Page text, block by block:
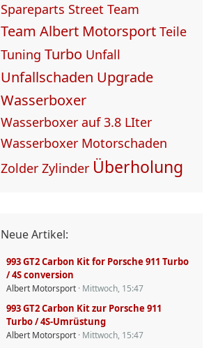
Spareparts Street Team
Team Albert Motorsport Teile
Tuning Turbo Unfall
Unfallschaden Upgrade
Wasserboxer
Wasserboxer auf 3.8 LIter
Wasserboxer Motorschaden
Zolder Zylinder Überholung
Neue Artikel:
993 GT2 Carbon Kit for Porsche 911 Turbo
/ 4S conversion
Albert Motorsport Mittwoch, 15:47
993 GT2 Carbon Kit zur Porsche 911
Turbo / 4S-Umrüstung
Albert Motorsport Mittwoch, 15:47